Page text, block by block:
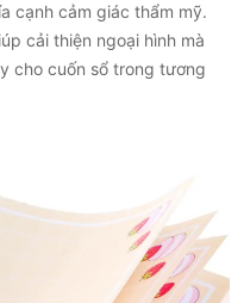
cạnh cảm giác thẩm mỹ.
cải thiện ngoại hình mà
cho cuốn sổ trong tương